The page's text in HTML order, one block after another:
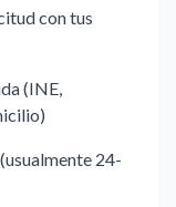
con tus
(INE,
24-